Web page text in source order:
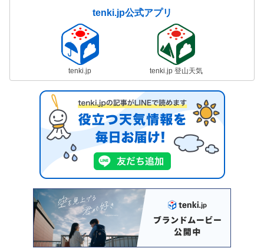
tenki.jp公式アプリ
tenki.jp tenki.jp 登山天気